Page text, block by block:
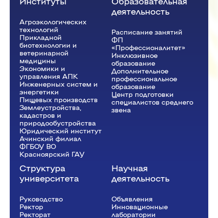
Агроэкологических
технологий
Прикладной
биотехнологии и
ветеринарной
медицины
Экономики и
управления АПК
Инженерных систем и
энергетики
Пищевых производств
Землеустройства,
кадастров и
природообустройства
Юридический институт
Ачинский филиал
ФГБОУ ВО
Красноярский ГАУ
деятельность
Расписание занятий
ФП
«Профессионалитет»
Инклюзивное
образование
Дополнительное
профессиональное
образование
Центр подготовки
специалистов среднего
звена
Структура
университета
Руководство
Ректор
Рeкторат
Научная
деятельность
Объявления
Инновационные
лаборатории